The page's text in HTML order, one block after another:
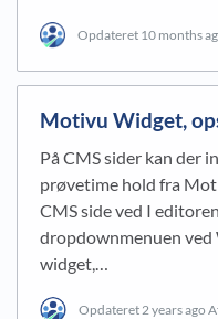
Opdateret 10 months
Motivu Widget,
På CMS sider kan der
prøvetime hold fra
CMS side ved I
dropdownmenuen ved
widget,…
Opdateret 2 years ago